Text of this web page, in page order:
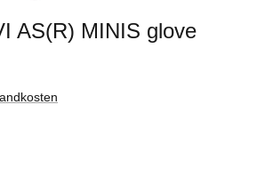
AS(R) MINIS glove